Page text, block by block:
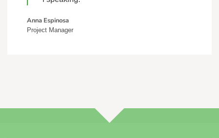
Anna Espinosa
Project Manager